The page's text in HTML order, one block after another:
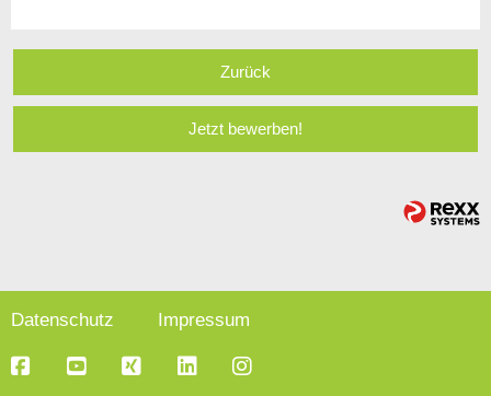
Zurück
Jetzt bewerben!
Datenschutz Impressum